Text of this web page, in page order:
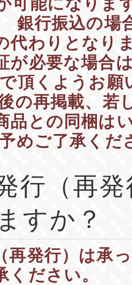
可能になりま
銀行振込の場
代わりとなり
が必要な場合
頂くようお願
の再掲載、若
品との同梱は
めご了承くだ
行（再
すか？
再発行）は承
ください。